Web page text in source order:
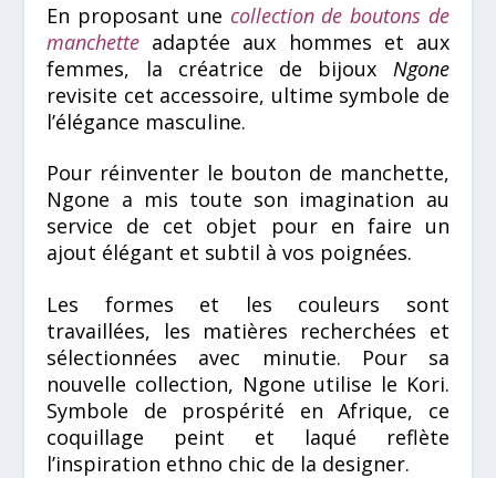
En proposant une collection de boutons de
manchette adaptée aux hommes et aux
femmes, la créatrice de bijoux Ngone
revisite cet accessoire, ultime symbole de
l’élégance masculine.
Pour réinventer le bouton de manchette,
Ngone a mis toute son imagination au
service de cet objet pour en faire un
ajout élégant et subtil à vos poignées.
Les formes et les couleurs sont
travaillées, les matières recherchées et
sélectionnées avec minutie. Pour sa
nouvelle collection, Ngone utilise le Kori.
Symbole de prospérité en Afrique, ce
coquillage peint et laqué reflète
l’inspiration ethno chic de la designer.